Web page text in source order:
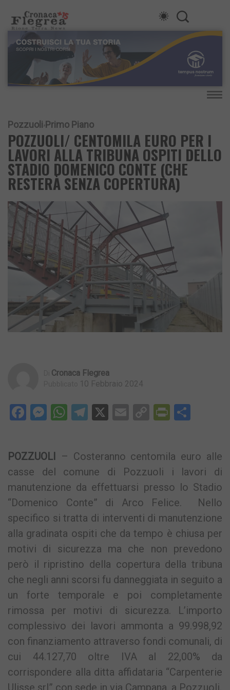
Pozzuoli Primo Piano
POZZUOLI/ CENTOMILA EURO PER I
LAVORI ALLA TRIBUNA OSPITI DELLO
STADIO DOMENICO CONTE (CHE
RESTERÀ SENZA COPERTURA)
Cronaca Flegrea
10 Febbraio 2024
Facebook
Messenger
WhatsApp
Telegram
X EmailCopy
POZZUOLI
– Costeranno centomila euro alle
casse del comune di Pozzuoli i lavori di
manutenzione da effettuarsi presso lo Stadio
“Domenico Conte” di Arco Felice. Nello
specifico si tratta di interventi di manutenzione
alla gradinata ospiti che da tempo è chiusa per
motivi di sicurezza ma che non prevedono
però il ripristino della copertura della tribuna
che negli anni scorsi fu danneggiata in seguito a
un forte temporale e poi completamente
rimossa per motivi di sicurezza. L’importo
complessivo dei lavori ammonta a 99.998,92
con finanziamento attraverso fondi comunali, di
cui 44.127,70 oltre IVA al 22,00% da
corrispondere alla ditta affidataria “Carpenterie